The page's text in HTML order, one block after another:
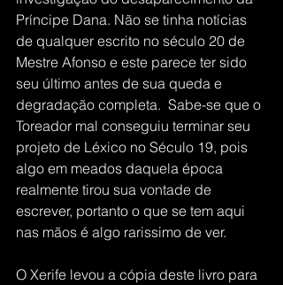
Príncipe Dana. Não se tinha notícias
de qualquer escrito no século 20 de
Mestre Afonso e este parece ter sido
seu último antes de sua queda e
degradação completa.  Sabe-se que o
Toreador mal conseguiu terminar seu
projeto de Léxico no Século 19, pois
algo em meados daquela época
realmente tirou sua vontade de
escrever, portanto o que se tem aqui
nas mãos é algo rarissimo de ver.
O Xerife levou a cópia deste livro para